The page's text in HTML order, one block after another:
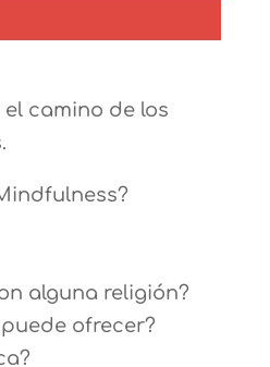
camino de los
alguna religión?
ofrecer?